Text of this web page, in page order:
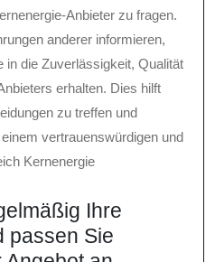
Anbieter zu fragen.
anderer informieren,
in die Zuverlässigkeit, Qualität
erhalten. Dies hilft
zu treffen und
vertrauenswürdigen und
Kernenergie
Ihre
passen Sie